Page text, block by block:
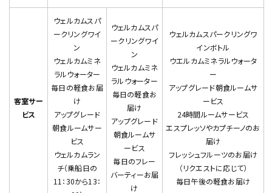
客室サー
ビス
ウェルカムスパ
ークリングワイ
ン
ウェルカムミネ
ラルウォーター
毎日の軽食お届
け
アップグレード
朝食ルームサー
ビス
ウェルカムラン
チ（乗船日の
11：30から13：
ウェルカムスパ
ークリングワイ
ン
ウェルカムミネ
ラルウォーター
毎日の軽食お
届け
アップグレード
朝食ルームサ
ービス
毎日のフレー
バーティーお届
け
ウェルカムスパークリングワ
インボトル
ウエルカムミネラルウォータ
ー
アップグレード朝食ルームサ
ービス
24時間ルームサービス
エスプレッソやカプチーノのお
届け
フレッシュフルーツのお届け
（リクエストに応じて）
毎日午後の軽食お届け